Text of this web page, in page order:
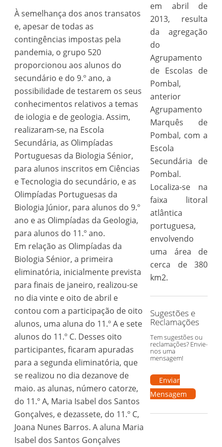
À semelhança dos anos transatos
e, apesar de todas as
contingências impostas pela
pandemia, o grupo 520
proporcionou aos alunos do
secundário e do 9.º ano, a
possibilidade de testarem os seus
conhecimentos relativos a temas
de iologia e de geologia. Assim,
realizaram-se, na Escola
Secundária, as Olimpíadas
Portuguesas da Biologia Sénior,
para alunos inscritos em Ciências
e Tecnologia do secundário, e as
Olimpíadas Portuguesas da
Biologia Júnior, para alunos do 9.º
ano e as Olimpíadas da Geologia,
para alunos do 11.º ano.
Em relação as Olimpíadas da
Biologia Sénior, a primeira
eliminatória, inicialmente prevista
para finais de janeiro, realizou-se
no dia vinte e oito de abril e
contou com a participação de oito
alunos, uma aluna do 11.º A e sete
alunos do 11.º C. Desses oito
participantes, ficaram apuradas
para a segunda eliminatória, que
se realizou no dia dezanove de
maio. as alunas, número catorze,
do 11.º A, Maria Isabel dos Santos
Gonçalves, e dezassete, do 11.º C,
Joana Nunes Barros. A aluna Maria
Isabel dos Santos Gonçalves
em abril de
2013, resulta
da agregação
do
Agrupamento
de Escolas de
Pombal,
anterior
Agrupamento
Marquês de
Pombal, com a
Escola
Secundária de
Pombal.
Localiza-se na
faixa litoral
atlântica
portuguesa,
envolvendo
uma área de
cerca de 380
km2.
Sugestões e
Reclamações
Tem sugestões ou
reclamações? Envie-
nos uma
mensagem!
Enviar
Mensagem